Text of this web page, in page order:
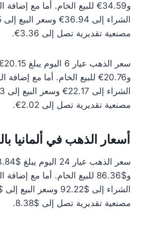
و34.59€ للبيع الخام. أما مع
مصنعية تقديرية تصل إلى 3.36€.
و20.76€ للبيع الخام. أما مع
مصنعية تقديرية تصل إلى 2.02€.
أسعار الذهب في ألمانيا
و$86.36 للبيع الخام. أما مع
مصنعية تقديرية تصل إلى $8.38.